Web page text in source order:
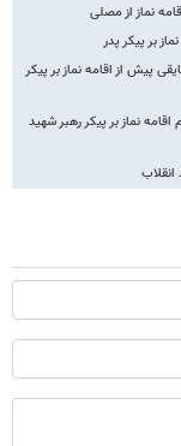
نماز از مصلی
بر پیکر پدر
پیش از اقامه نماز بر پیکر
نماز بر پیکر رهبر شهید
انقلاب